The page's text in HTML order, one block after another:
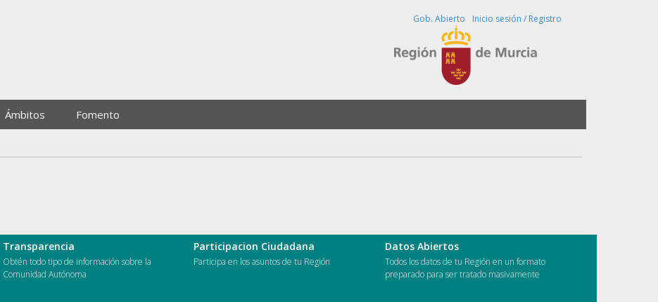
Gob. Abierto
Inicio sesión / Registro
Ámbitos Fomento
Transparencia
Obtén todo tipo de información sobre la
Comunidad Autónoma
Participacion Ciudadana
Participa en los asuntos de tu Región
Datos Abiertos
Todos los datos de tu Región en un formato
preparado para ser tratado masivamente